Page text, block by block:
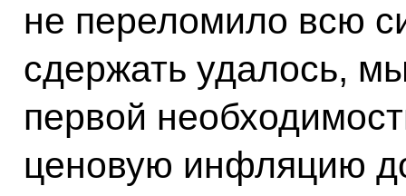
не переломило всю
сдержать удалось,
первой
ценовую инфляцию